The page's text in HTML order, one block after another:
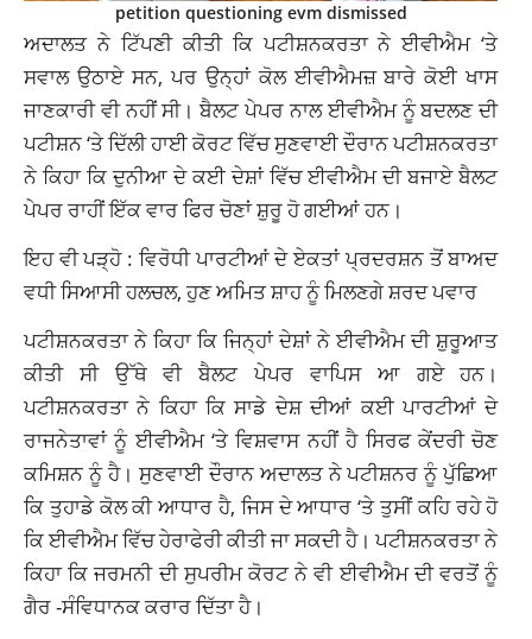
petition questioning evm dismissed
ਅਦਾਲਤ ਨੇ ਟਿੱਪਣੀ ਕੀਤੀ ਕਿ ਪਟੀਸ਼ਨਕਰਤਾ ਨੇ ਈਵੀਐਮ ‘ਤੇ
ਸਵਾਲ ਉਠਾਏ ਸਨ, ਪਰ ਉਨ੍ਹਾਂ ਕੋਲ ਈਵੀਐਮਜ਼ ਬਾਰੇ ਕੋਈ ਖਾਸ
ਜਾਣਕਾਰੀ ਵੀ ਨਹੀਂ ਸੀ। ਬੈਲਟ ਪੇਪਰ ਨਾਲ ਈਵੀਐਮ ਨੂੰ ਬਦਲਣ ਦੀ
ਪਟੀਸ਼ਨ ‘ਤੇ ਦਿੱਲੀ ਹਾਈ ਕੋਰਟ ਵਿੱਚ ਸੁਣਵਾਈ ਦੌਰਾਨ ਪਟੀਸ਼ਨਕਰਤਾ
ਨੇ ਕਿਹਾ ਕਿ ਦੁਨੀਆ ਦੇ ਕਈ ਦੇਸ਼ਾਂ ਵਿੱਚ ਈਵੀਐਮ ਦੀ ਬਜਾਏ ਬੈਲਟ
ਪੇਪਰ ਰਾਹੀਂ ਇੱਕ ਵਾਰ ਫਿਰ ਚੋਣਾਂ ਸ਼ੁਰੂ ਹੋ ਗਈਆਂ ਹਨ।
ਇਹ ਵੀ ਪੜ੍ਹੋ : ਵਿਰੋਧੀ ਪਾਰਟੀਆਂ ਦੇ ਏਕਤਾਂ ਪ੍ਰਦਰਸ਼ਨ ਤੋਂ ਬਾਅਦ
ਵਧੀ ਸਿਆਸੀ ਹਲਚਲ, ਹੁਣ ਅਮਿਤ ਸ਼ਾਹ ਨੂੰ ਮਿਲਣਗੇ ਸ਼ਰਦ ਪਵਾਰ
ਪਟੀਸ਼ਨਕਰਤਾ ਨੇ ਕਿਹਾ ਕਿ ਜਿਨ੍ਹਾਂ ਦੇਸ਼ਾਂ ਨੇ ਈਵੀਐਮ ਦੀ ਸ਼ੁਰੂਆਤ
ਕੀਤੀ ਸੀ ਉੱਥੇ ਵੀ ਬੈਲਟ ਪੇਪਰ ਵਾਪਿਸ ਆ ਗਏ ਹਨ।
ਪਟੀਸ਼ਨਕਰਤਾ ਨੇ ਕਿਹਾ ਕਿ ਸਾਡੇ ਦੇਸ਼ ਦੀਆਂ ਕਈ ਪਾਰਟੀਆਂ ਦੇ
ਰਾਜਨੇਤਾਵਾਂ ਨੂੰ ਈਵੀਐਮ ‘ਤੇ ਵਿਸ਼ਵਾਸ ਨਹੀਂ ਹੈ ਸਿਰਫ ਕੇਂਦਰੀ ਚੋਣ
ਕਮਿਸ਼ਨ ਨੂੰ ਹੈ। ਸੁਣਵਾਈ ਦੌਰਾਨ ਅਦਾਲਤ ਨੇ ਪਟੀਸ਼ਨਰ ਨੂੰ ਪੁੱਛਿਆ
ਕਿ ਤੁਹਾਡੇ ਕੋਲ ਕੀ ਆਧਾਰ ਹੈ, ਜਿਸ ਦੇ ਆਧਾਰ ‘ਤੇ ਤੁਸੀਂ ਕਹਿ ਰਹੇ ਹੋ
ਕਿ ਈਵੀਐਮ ਵਿੱਚ ਹੇਰਾਫੇਰੀ ਕੀਤੀ ਜਾ ਸਕਦੀ ਹੈ। ਪਟੀਸ਼ਨਕਰਤਾ ਨੇ
ਕਿਹਾ ਕਿ ਜਰਮਨੀ ਦੀ ਸੁਪਰੀਮ ਕੋਰਟ ਨੇ ਵੀ ਈਵੀਐਮ ਦੀ ਵਰਤੋਂ ਨੂੰ
ਗੈਰ -ਸੰਵਿਧਾਨਕ ਕਰਾਰ ਦਿੱਤਾ ਹੈ।